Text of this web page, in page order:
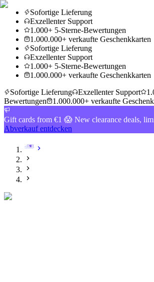
Sofortige Lieferung
Exzellenter Support
1.000+ 5-Sterne-Bewertungen
1.000.000+ verkaufte Geschenkkarten
Sofortige Lieferung
Exzellenter Support
1.000+ 5-Sterne-Bewertungen
1.000.000+ verkaufte Geschenkkarten
Sofortige Lieferung
Exzellenter Support
Bewertungen
1.000.000+ verkaufte
Gift cards from €1 😱 New clearance deals,
Abverkauf entdecken